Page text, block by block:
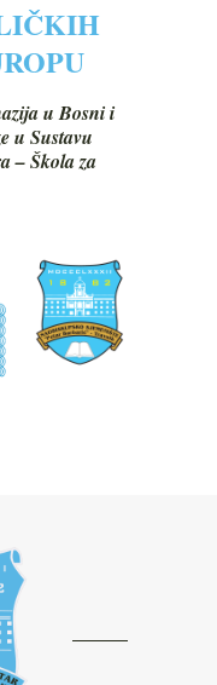
u Bosni i
u Sustavu
– Škola za